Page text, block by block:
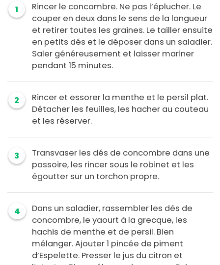
1
Rincer le concombre. Ne pas l’éplucher. Le
couper en deux dans le sens de la longueur
et retirer toutes les graines. Le tailler ensuite
en petits dés et le déposer dans un saladier.
Saler généreusement et laisser mariner
pendant 15 minutes.
2
Rincer et essorer la menthe et le persil plat.
Détacher les feuilles, les hacher au couteau
et les réserver.
3
Transvaser les dés de concombre dans une
passoire, les rincer sous le robinet et les
égoutter sur un torchon propre.
4
Dans un saladier, rassembler les dés de
concombre, le yaourt à la grecque, les
hachis de menthe et de persil. Bien
mélanger. Ajouter 1 pincée de piment
d’Espelette. Presser le jus du citron et